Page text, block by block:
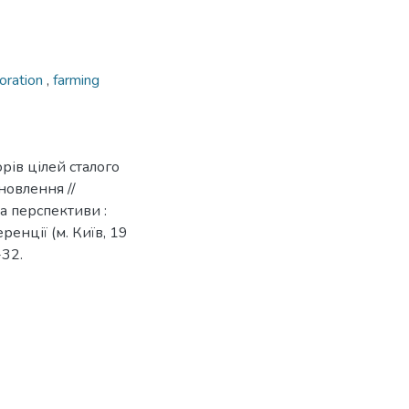
, farming
цілей сталого
//
перспективи :
(м. Київ, 19